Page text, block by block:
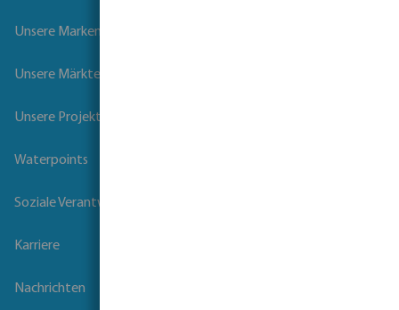
Unsere Marken
Unsere Märkte
Unsere Projekte
Waterpoints
Soziale Verantwortung der Unternehmen
Karriere
Nachrichten